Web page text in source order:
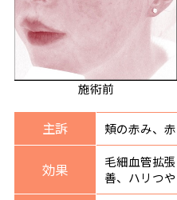
施術前
主訴 頬の赤み、
効果
毛細血管拡
善、ハリつや